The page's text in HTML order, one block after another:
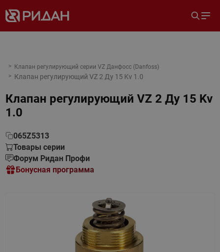
Клапан регулирующий серии VZ Данфосс (Danfoss)
Клапан регулирующий VZ 2 Ду 15 Kv 1.0
Клапан регулирующий VZ 2 Ду 15 Kv
1.0
065Z5313
Товары серии
Форум Ридан Профи
Бонусная программа